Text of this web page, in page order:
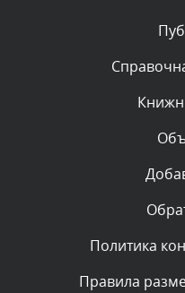
Комментарий
Текст комментария
администратором.
Комментарий
Текст комментария
администратором.
Комментарий
администратором.
Политика
Правила